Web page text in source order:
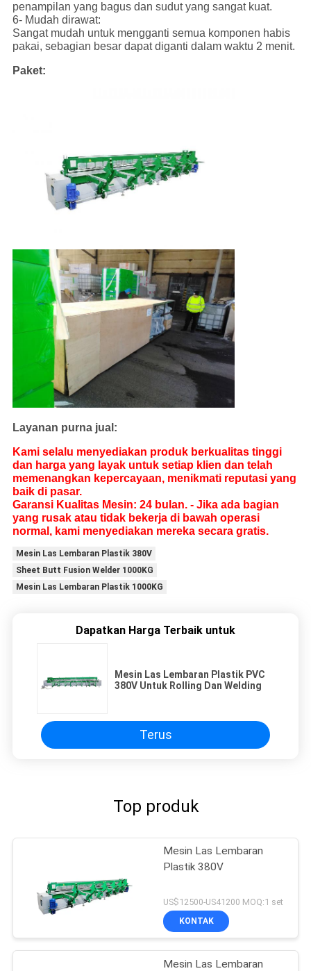
penampilan yang bagus dan sudut yang sangat kuat.
6- Mudah dirawat:
Sangat mudah untuk mengganti semua komponen habis
pakai, sebagian besar dapat diganti dalam waktu 2 menit.
Paket:
Layanan purna jual:
Kami selalu menyediakan produk berkualitas tinggi
dan harga yang layak untuk setiap klien dan telah
memenangkan kepercayaan, menikmati reputasi yang
baik di pasar.
Garansi Kualitas Mesin: 24 bulan. - Jika ada bagian
yang rusak atau tidak bekerja di bawah operasi
normal, kami menyediakan mereka secara gratis.
Mesin Las Lembaran Plastik 380V
Sheet Butt Fusion Welder 1000KG
Mesin Las Lembaran Plastik 1000KG
Dapatkan Harga Terbaik untuk
Mesin Las Lembaran Plastik PVC
380V Untuk Rolling Dan Welding
Terus
Top produk
Mesin Las Lembaran
Plastik 380V
US$12500-US41200 MOQ:1 set
KONTAK
Mesin Las Lembaran